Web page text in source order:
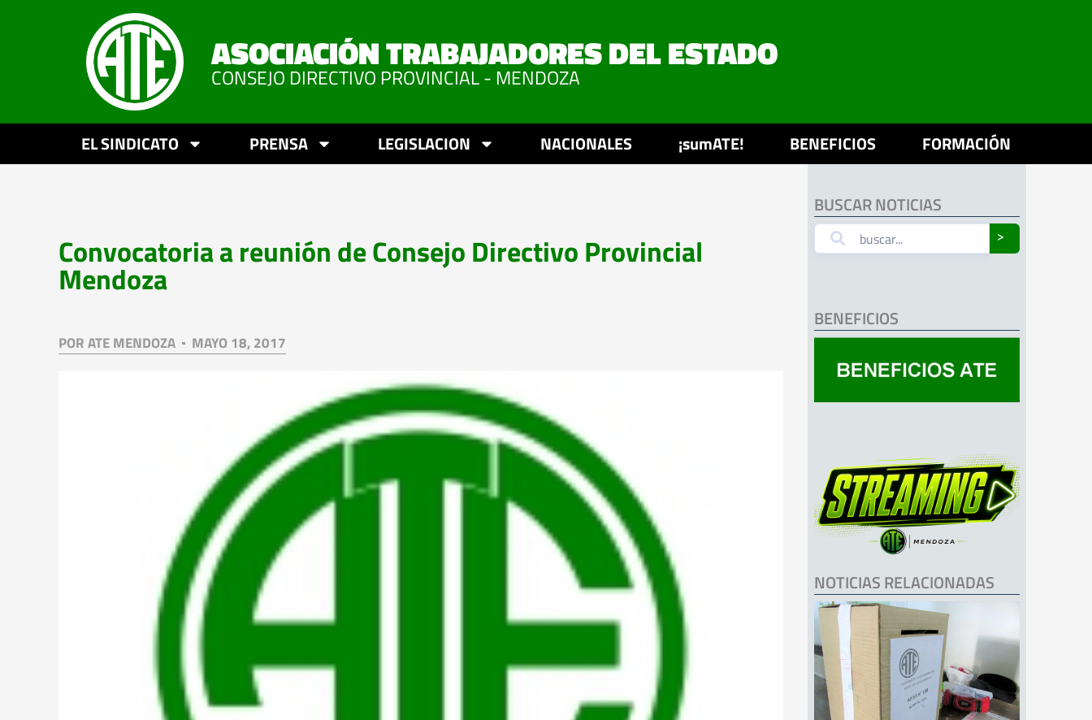
ASOCIACIÓN TRABAJADORES DEL ESTADO
CONSEJO DIRECTIVO PROVINCIAL - MENDOZA
EL SINDICATO PRENSA LEGISLACION NACIONALES ¡sumATE! BENEFICIOS FORMACIÓN
Convocatoria a reunión de Consejo Directivo Provincial
Mendoza
PORATE MENDOZA MAYO 18, 2017
BUSCAR NOTICIAS
˃
BENEFICIOS
NOTICIAS RELACIONADAS